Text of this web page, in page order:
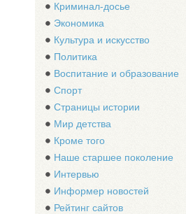
Криминал-досье
Экономика
Культура и искусство
Политика
Воспитание и образование
Спорт
Страницы истории
Мир детства
Кроме того
Наше старшее поколение
Интервью
Информер новостей
Рейтинг сайтов